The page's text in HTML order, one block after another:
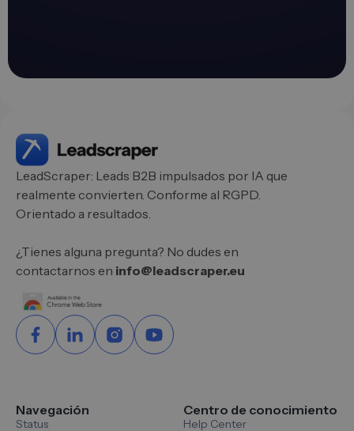
LeadScraper: Leads B2B impulsados por IA que
realmente convierten. Conforme al RGPD.
Orientado a resultados.
¿Tienes alguna pregunta? No dudes en
contactarnos en info@leadscraper.eu
Navegación
Status
Centro de conocimiento
Help Center